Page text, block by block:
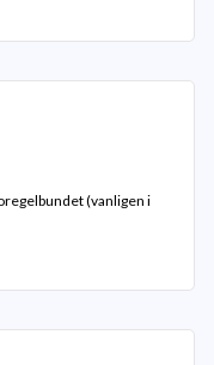
(vanligen i